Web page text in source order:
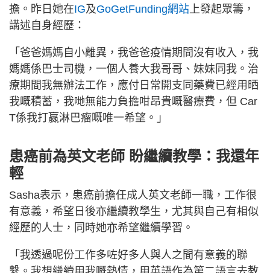
擔。昨日她在IG及GoGetFunding網站上發起眾籌，
講述自身經歷：
「爸爸媽媽自小離異，我爸爸疫情期間沒有收入，我
媽媽係巴士司機，一個人養大我哥哥、妹妹同我。治
療期間我無辦法工作，應付日常開支同藥費已經用晒
我嘅積蓄，我哋無能力負擔咁昂貴嘅醫療費，但 Car
T係我打嬴淋巴瘤嘅唯一希望。」
患癌前為英文老師 盼繼續教學：我還年
輕
Sasha表示，患癌前擔任成人英文老師一職，工作很
有意義，希望日後亦繼續教學生，尤其與自己有相似
經歷的人士，同時她亦希望繼續學習。
「我透過呢份工作多咗好多人與人之間有意義的聯